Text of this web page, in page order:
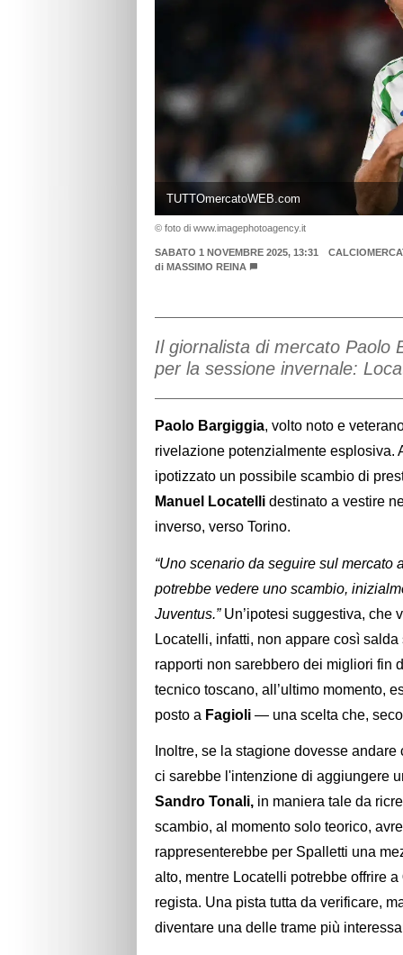
TUTTOmercatoWEB.com
© foto di www.imagephotoagency.it
SABATO 1 NOVEMBRE 2025, 13:31
di MASSIMO REINA
Il giornalista di mercato Paolo
per la sessione invernale:
Paolo Bargiggia, volto noto e
rivelazione potenzialmente esplosiva.
ipotizzato un possibile scambio di
Manuel Locatelli destinato a vestire
inverso, verso Torino.
“Uno scenario da seguire sul mercato
potrebbe vedere uno scambio,
Juventus.”Un’ipotesi suggestiva, che
Locatelli, infatti, non appare così
rapporti non sarebbero dei migliori fin
tecnico toscano, all’ultimo momento,
posto a Fagioli — una scelta che,
Inoltre, se la stagione dovesse
ci sarebbe l'intenzione di aggiungere
Sandro Tonali, in maniera tale da
scambio, al momento solo teorico,
rappresenterebbe per Spalletti una
alto, mentre Locatelli potrebbe offrire a
regista. Una pista tutta da verificare,
diventare una delle trame più